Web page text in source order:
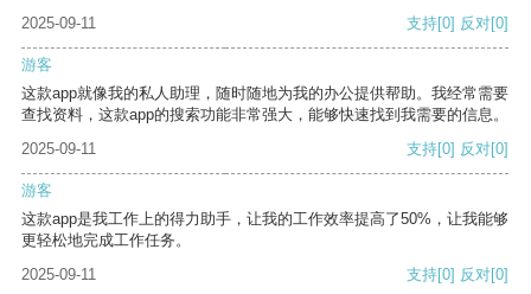
2025-09-11
支持[0] 反对[0]
游客
这款app就像我的私人助理，随时随地为我的办公提供帮助。我经常需要
查找资料，这款app的搜索功能非常强大，能够快速找到我需要的信息。
2025-09-11
支持[0] 反对[0]
游客
这款app是我工作上的得力助手，让我的工作效率提高了50%，让我能够
更轻松地完成工作任务。
2025-09-11
支持[0] 反对[0]